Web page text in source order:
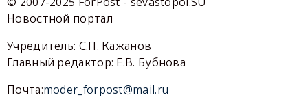
Новостной портал
Учредитель: С.П. Кажанов
Главный редактор: Е.В. Бубнова
Почта:moder_forpost@mail.ru